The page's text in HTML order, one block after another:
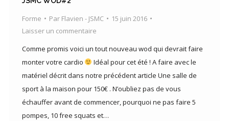
Forme Par Flavien - JSMC
15 juin 2016
Laisser un commentaire
Comme promis voici un tout nouveau wod qui devrait faire
monter votre cardio
Idéal pour cet été ! A faire avec le
matériel décrit dans notre précédent article Une salle de
sport à la maison pour 150€ . N’oubliez pas de vous
échauffer avant de commencer, pourquoi ne pas faire 5
pompes, 10 free squats et…